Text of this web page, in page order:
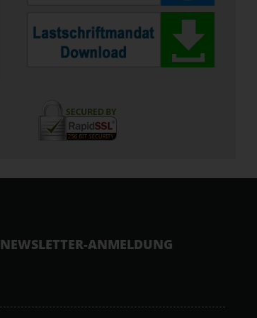
NEWSLETTER-ANMELDUNG